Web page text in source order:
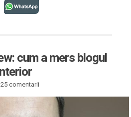
cum a mers blogul
25 comentarii